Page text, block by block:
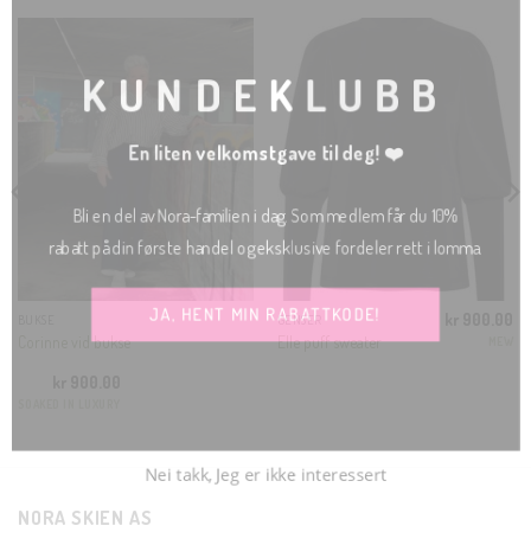
Corinne vid bukse
GENSER
Elle puff sweater
NORA SKIEN AS
KUNDEKLUBB
En liten velkomstgave til deg! ❤️
Bli en del av Nora-familien i dag. Som medlem får du 10%
rabatt på din første handel og eksklusive fordeler rett i lomma.